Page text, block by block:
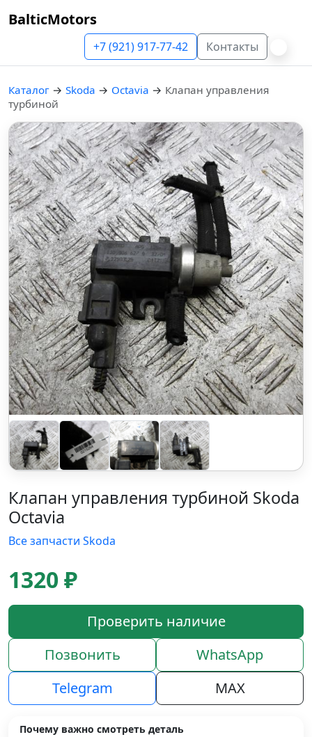
BalticMotors
+7 (921) 917-77-42 Контакты
Каталог → Skoda → Octavia → Клапан управления
турбиной
Клапан управления турбиной Skoda
Octavia
Все запчасти Skoda
1320 ₽
Проверить наличие
Позвонить
WhatsApp
Telegram
MAX
Почему важно смотреть деталь